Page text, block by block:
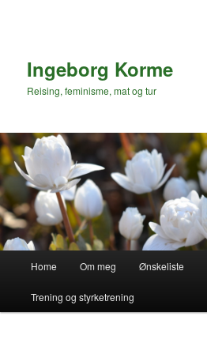
Ingeborg Korme
Reising, feminisme, mat og tur
Home Om meg Ønskeliste
Trening og styrketrening